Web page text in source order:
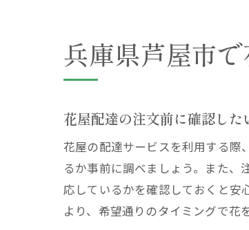
兵庫県芦屋市
花屋配達の注文前に確認した
花屋の配達サービスを利用する際
るか事前に調べましょう。また、
応しているかを確認しておくと安
より、希望通りのタイミングで花